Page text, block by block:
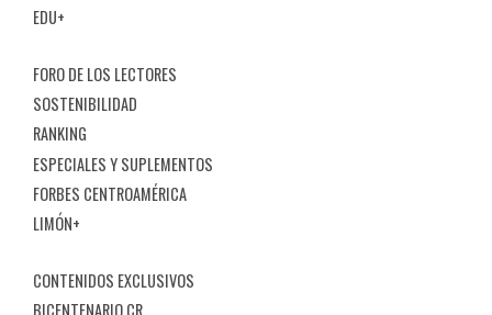
EDU+
FORO DE LOS LECTORES
SOSTENIBILIDAD
RANKING
ESPECIALES Y SUPLEMENTOS
FORBES CENTROAMÉRICA
LIMÓN+
CONTENIDOS EXCLUSIVOS
BICENTENARIO CR